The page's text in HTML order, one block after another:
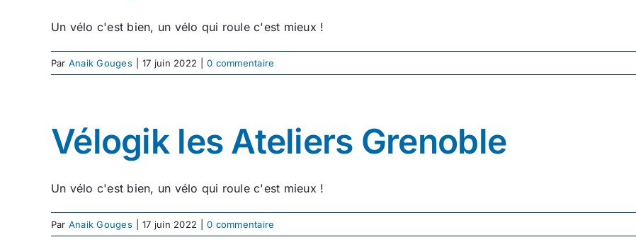
Un vélo c'est bien, un vélo qui roule c'est mieux !
Par Anaik Gouges 17 juin 2022 0 commentaire
Vélogik les Ateliers Grenoble
Un vélo c'est bien, un vélo qui roule c'est mieux !
Par Anaik Gouges 17 juin 2022 0 commentaire